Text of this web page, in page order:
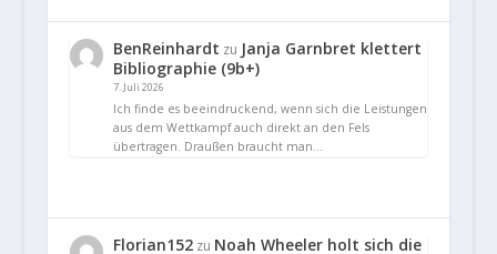
BenReinhardt zu Janja Garnbret klettert
Bibliographie (9b+)
7. Juli 2026
Ich finde es beeindruckend, wenn sich die Leistungen
aus dem Wettkampf auch direkt an den Fels
übertragen. Draußen braucht man…
Florian152zu Noah Wheeler holt sich die